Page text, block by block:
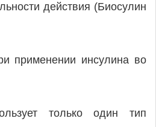
действия (Биосулин
применении инсулина во
только один тип